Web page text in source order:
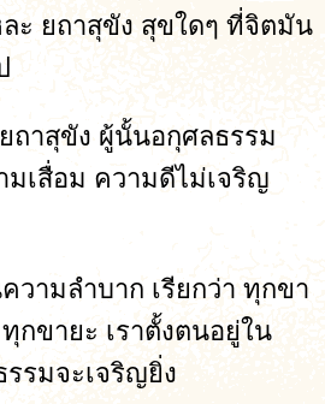
ะ ยถาสุขัง สุขใดๆ ที่จิตมัน
ถาสุขัง ผู้นั้นอกุศลธรรม
เสื่อม ความดีไม่เจริญ
วามลำบาก เรียกว่า ทุกขา
กขายะ เราตั้งตนอยู่ใน
รมจะเจริญยิ่ง